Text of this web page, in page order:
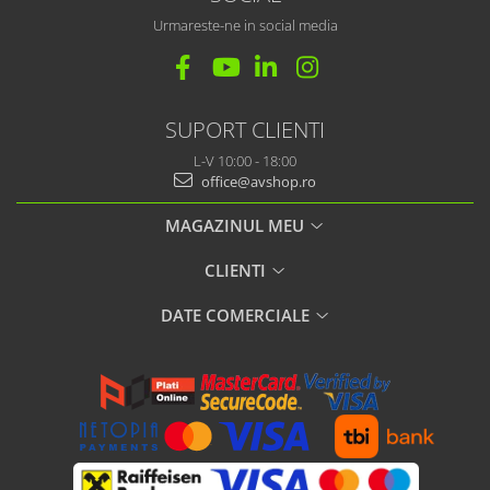
Urmareste-ne in social media
SUPORT CLIENTI
L-V 10:00 - 18:00
office@avshop.ro
MAGAZINUL MEU
CLIENTI
DATE COMERCIALE